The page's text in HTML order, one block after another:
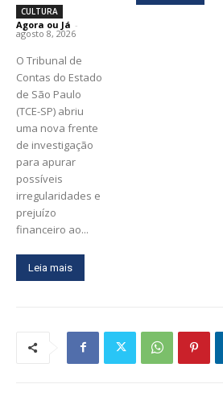
CULTURA
Agora ou Já -
agosto 8, 2026
O Tribunal de
Contas do Estado
de São Paulo
(TCE-SP) abriu
uma nova frente
de investigação
para apurar
possíveis
irregularidades e
prejuízo
financeiro ao...
Leia mais